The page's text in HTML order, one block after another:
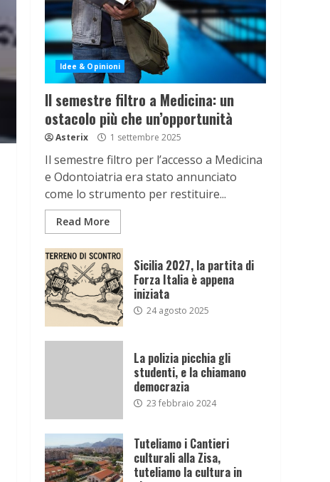
Idee & Opinioni
Il semestre filtro a Medicina: un
ostacolo più che un’opportunità
Asterix 1 settembre 2025
Il semestre filtro per l’accesso a Medicina
e Odontoiatria era stato annunciato
come lo strumento per restituire...
Read More
Sicilia 2027, la partita di
Forza Italia è appena
iniziata
24 agosto 2025
La polizia picchia gli
studenti, e la chiamano
democrazia
23 febbraio 2024
Tuteliamo i Cantieri
culturali alla Zisa,
tuteliamo la cultura in